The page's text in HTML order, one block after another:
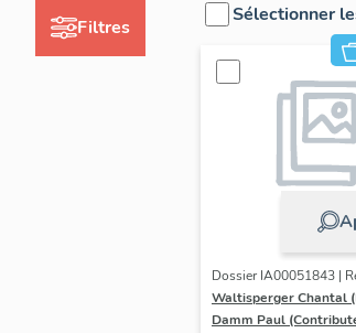
Filtres
Sélectionner
Dossier IA00051843 |
Waltisperger Chantal
Damm Paul